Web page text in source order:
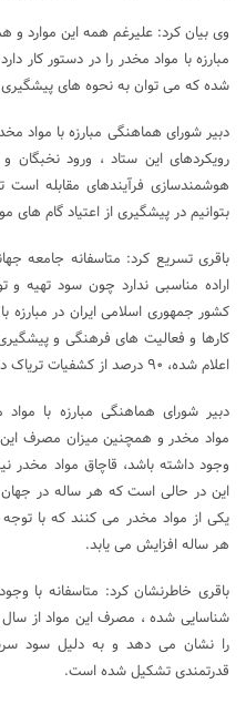
وی بیان کرد: علیرغم همه این موارد
مبارزه با مواد مخدر را در دستور کار
شده که می توان به نحوه های
دبیر شورای هماهنگی مبارزه با مواد
رویکردهای این ستاد ، ورود نخبگان
هوشمندسازی فرآیندهای مقابله است
بتوانیم در پیشگیری از اعتیاد گام های
باقری تسریع کرد: متاسفانه جامعه
اراده مناسبی ندارد چون سود تهیه و
کشور جمهوری اسلامی ایران در مبارزه
کارها و فعالیت های فرهنگی و
اعلام شده، ۹۰ درصد از کشفیات تریاک در جهان متعلق به ایران است.
دبیر شورای هماهنگی مبارزه با
مواد مخدر و همچنین میزان مصرف این
وجود داشته باشد، قاچاق مواد مخدر
یکی از مواد مخدر می کنند که با
هر ساله افزایش می یابد.
را نشان می دهد و به دلیل سود
قدرتمندی تشکیل شده است.